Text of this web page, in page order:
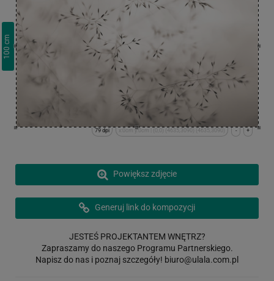
100
cm
+
-
x:0cm y:0cm | (0,0) (4635,3090) (4635,3090)
79 dpi
Powiększ zdjęcie
Generuj link do kompozycji
JESTEŚ PROJEKTANTEM WNĘTRZ?
Zapraszamy do naszego Programu Partnerskiego.
Napisz do nas i poznaj szczegóły! biuro@ulala.com.pl